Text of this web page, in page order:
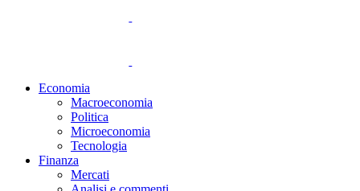
Economia
Macroeconomia
Politica
Microeconomia
Tecnologia
Finanza
Mercati